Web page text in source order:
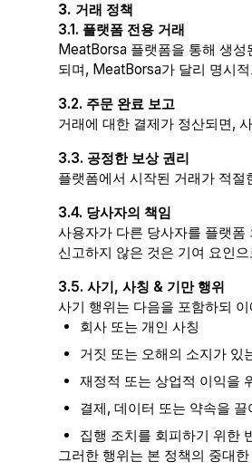
3. 거래 정책
3.1. 플랫폼 전용 거래
MeatBorsa 플랫폼을 통해 생성
되며, MeatBorsa가 달리 명시
3.2. 주문 완료 보고
거래에 대한 결제가 정산되면,
3.3. 공정한 보상 권리
플랫폼에서 시작된 거래가 적
3.4. 당사자의 책임
사용자가 다른 당사자를 플랫
신고하지 않은 것은 기여 요인
3.5. 사기, 사칭 & 기만 행위
사기 행위는 다음을 포함하되
회사 또는 개인 사칭
거짓 또는 오해의 소지가 있
재정적 또는 상업적 이익을
결제, 데이터 또는 약속을
집행 조치를 회피하기 위한
그러한 행위는 본 정책의 중대